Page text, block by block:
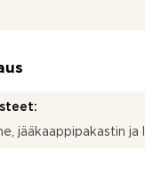
jääkaappipakastin ja